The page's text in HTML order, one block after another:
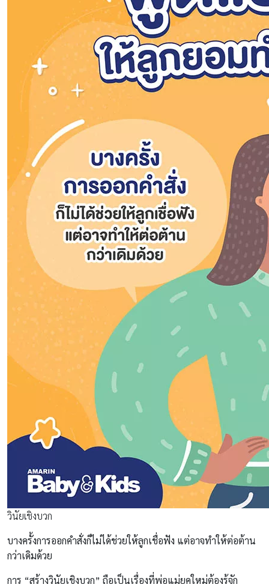
วินัยเชิงบวก
บางครั้งการออกคำสั่งก็ไม่ได้ช่วยให้ลูกเชื่อฟัง แต่อาจทำให้ต่อต้าน
กว่าเดิมด้วย
การ “สร้างวินัยเชิงบวก” ถือเป็นเรื่องที่พ่อแม่ยุคใหม่ต้องรู้จัก